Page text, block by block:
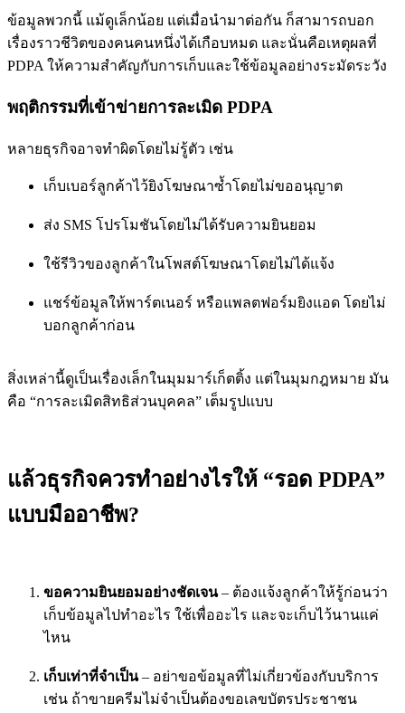
ข้อมูลพวกนี้ แม้ดูเล็กน้อย แต่เมื่อนำมาต่อกัน ก็สามารถบอก
เรื่องราวชีวิตของคนคนหนึ่งได้เกือบหมด และนั่นคือเหตุผลที่
PDPA ให้ความสำคัญกับการเก็บและใช้ข้อมูลอย่างระมัดระวัง
พฤติกรรมที่เข้าข่ายการละเมิด PDPA
หลายธุรกิจอาจทำผิดโดยไม่รู้ตัว เช่น
เก็บเบอร์ลูกค้าไว้ยิงโฆษณาซ้ำโดยไม่ขออนุญาต
ส่ง SMS โปรโมชันโดยไม่ได้รับความยินยอม
ใช้รีวิวของลูกค้าในโพสต์โฆษณาโดยไม่ได้แจ้ง
แชร์ข้อมูลให้พาร์ตเนอร์ หรือแพลตฟอร์มยิงแอด โดยไม่
บอกลูกค้าก่อน
สิ่งเหล่านี้ดูเป็นเรื่องเล็กในมุมมาร์เก็ตติ้ง แต่ในมุมกฎหมาย มัน
คือ “การละเมิดสิทธิส่วนบุคคล” เต็มรูปแบบ
แล้วธุรกิจควรทำอย่างไรให้ “รอด PDPA”
แบบมืออาชีพ?
ขอความยินยอมอย่างชัดเจน– ต้องแจ้งลูกค้าให้รู้ก่อนว่า
เก็บข้อมูลไปทำอะไร ใช้เพื่ออะไร และจะเก็บไว้นานแค่
ไหน
เก็บเท่าที่จำเป็น– อย่าขอข้อมูลที่ไม่เกี่ยวข้องกับบริการ
เช่น ถ้าขายครีมไม่จำเป็นต้องขอเลขบัตรประชาชน